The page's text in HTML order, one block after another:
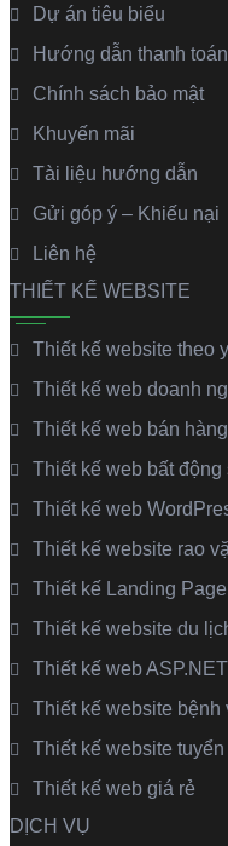
Dự án tiêu biểu
Hướng dẫn thanh toán
Chính sách bảo mật
Khuyến mãi
Tài liệu hướng dẫn
Gửi góp ý – Khiếu nại
Liên hệ
THIẾT KẾ WEBSITE
Thiết kế website theo
Thiết kế web doanh
Thiết kế web bán hàng
Thiết kế web bất động
Thiết kế web
Thiết kế website rao
Thiết kế Landing Page
Thiết kế website du
Thiết kế web ASP.NET
Thiết kế website bệnh
Thiết kế website tuyển
Thiết kế web giá rẻ
DỊCH VỤ